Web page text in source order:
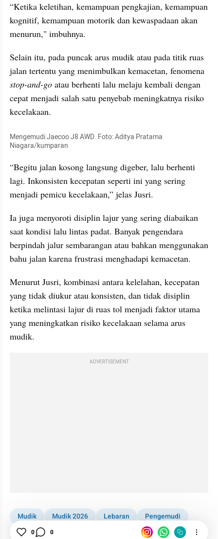
“Ketika keletihan, kemampuan pengkajian, kemampuan
kognitif, kemampuan motorik dan kewaspadaan akan
menurun," imbuhnya.
Selain itu, pada puncak arus mudik atau pada titik ruas
stop-and-go atau berhenti lalu melaju kembali dengan
cepat menjadi salah satu penyebab meningkatnya risiko
kecelakaan.
Mengemudi Jaecoo J8 AWD. Foto: Aditya Pratama
Niagara/kumparan
“Begitu jalan kosong langsung digeber, lalu berhenti
lagi. Inkonsisten kecepatan seperti ini yang sering
menjadi pemicu kecelakaan,” jelas Jusri.
Ia juga menyoroti disiplin lajur yang sering diabaikan
saat kondisi lalu lintas padat. Banyak pengendara
berpindah jalur sembarangan atau bahkan menggunakan
bahu jalan karena frustrasi menghadapi kemacetan.
Menurut Jusri, kombinasi antara kelelahan, kecepatan
yang tidak diukur atau konsisten, dan tidak disiplin
ketika melintasi lajur di ruas tol menjadi faktor utama
yang meningkatkan risiko kecelakaan selama arus
mudik.
ADVERTISEMENT
Mudik Mudik 2026 Lebaran
Pengemudi
Tips Berkendara
0 0